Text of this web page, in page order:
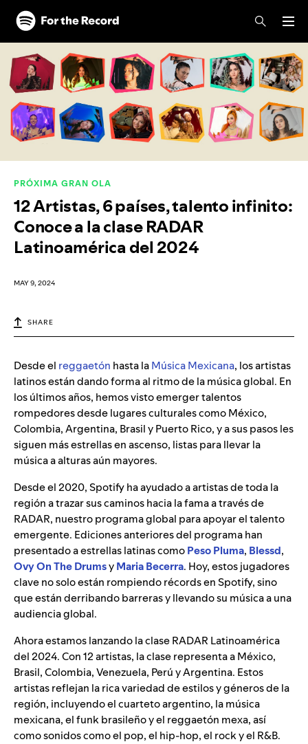
Skip to main content
Skip to footer
PRÓXIMA GRAN OLA
12 Artistas, 6 países, talento infinito:
Conoce a la clase RADAR
Latinoamérica del 2024
MAY 9, 2024
SHARE
Desde el reggaetón hasta laMúsica Mexicana, los artistas
latinos están dando forma al ritmo de la música global. En
los últimos años, hemos visto emerger talentos
rompedores desde lugares culturales como México,
Colombia, Argentina, Brasil y Puerto Rico, y a sus pasos les
siguen más estrellas en ascenso, listas para llevar la
música a alturas aún mayores.
Desde el 2020, Spotify ha ayudado a artistas de toda la
región a trazar sus caminos hacia la fama a través de
RADAR, nuestro programa global para apoyar el talento
emergente. Ediciones anteriores del programa han
presentado a estrellas latinas comoPeso Pluma, Blessd,
Ovy On The DrumsyMaria Becerra. Hoy, estos jugadores
clave no solo están rompiendo récords en Spotify, sino
que están derribando barreras y llevando su música a una
audiencia global.
Ahora estamos lanzando la clase RADAR Latinoamérica
del 2024. Con 12 artistas, la clase representa a México,
Brasil, Colombia, Venezuela, Perú y Argentina. Estos
artistas reflejan la rica variedad de estilos y géneros de la
región, incluyendo el cuarteto argentino, la música
mexicana, el funk brasileño y el reggaetón mexa, así
como sonidos como el pop, el hip-hop, el rock y el R&B.